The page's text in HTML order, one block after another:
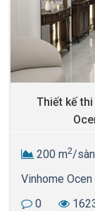
Thiết kế
200 m2/sàn
Vinhome Ocen
0